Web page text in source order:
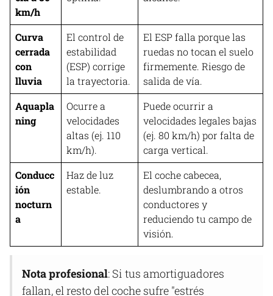
km/h
Curva
cerrada
con
lluvia
El control de
estabilidad
(ESP) corrige
la trayectoria.
El ESP falla porque las
ruedas no tocan el suelo
firmemente. Riesgo de
salida de vía.
Aquapla
ning
Ocurre a
velocidades
altas (ej. 110
km/h).
Puede ocurrir a
velocidades legales bajas
(ej. 80 km/h) por falta de
carga vertical.
Conducc
ión
nocturn
a
Haz de luz
estable.
El coche cabecea,
deslumbrando a otros
conductores y
reduciendo tu campo de
visión​.
Nota profesional: Si tus amortiguadores
fallan, el resto del coche sufre "estrés